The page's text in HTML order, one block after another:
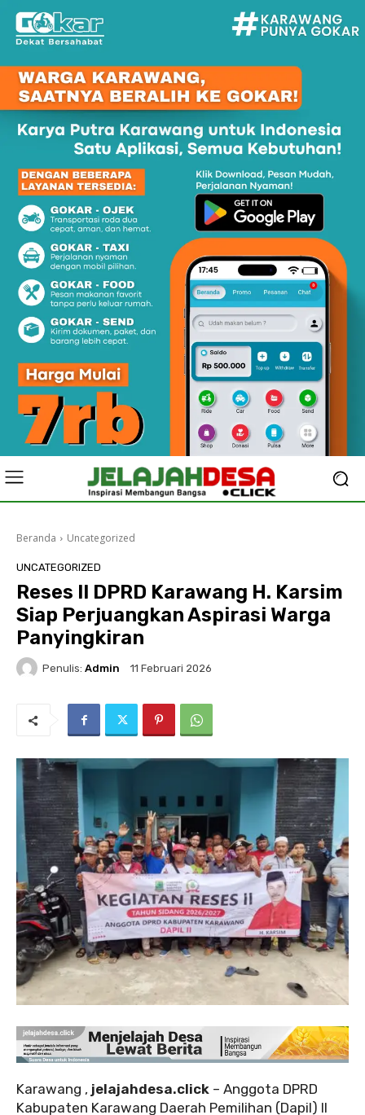
Beranda Uncategorized
UNCATEGORIZED
Reses II DPRD Karawang H. Karsim
Siap Perjuangkan Aspirasi Warga
Panyingkiran
Penulis: Admin 11 Februari 2026
‎Karawang , jelajahdesa.click – Anggota DPRD
Kabupaten Karawang Daerah Pemilihan (Dapil) II